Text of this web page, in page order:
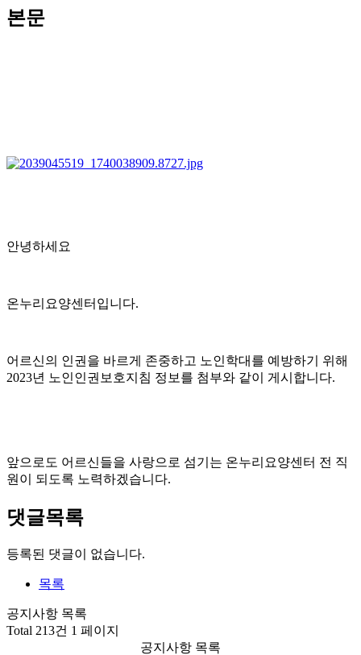
본문
안녕하세요
온누리요양센터입니다.
어르신의 인권을 바르게 존중하고 노인학대를 예방하기 위해
2023년 노인인권보호지침 정보를 첨부와 같이 게시합니다.
앞으로도 어르신들을 사랑으로 섬기는 온누리요양센터 전 직
원이 되도록 노력하겠습니다.
댓글목록
등록된 댓글이 없습니다.
목록
공지사항 목록
Total 213건 1 페이지
공지사항 목록